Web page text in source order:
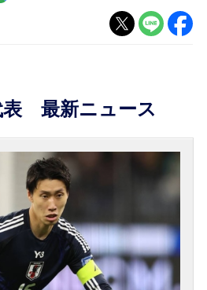
表 最新ニュース